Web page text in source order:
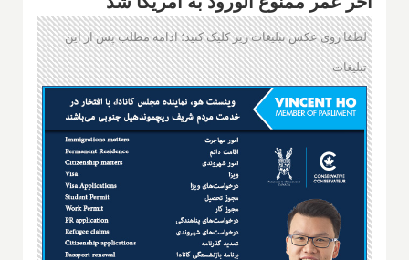
لطفا روی عکس تبلیغات زیر کلیک کنید؛ ادامه مطلب پس از این
تبلیغات